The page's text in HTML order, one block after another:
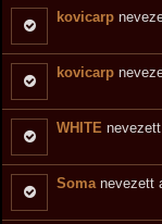
kovicarp
kovicarp
WHITE
Somanevezett